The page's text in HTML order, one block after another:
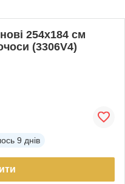
254x184 см
(3306V4)
9 днів